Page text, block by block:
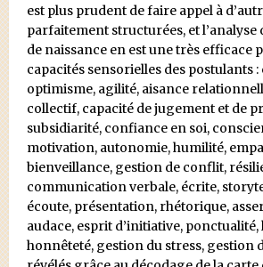
est plus prudent de faire appel à
parfaitement structurées, et l’analyse
de naissance en est une très efficace
capacités sensorielles des postulants
optimisme, agilité, aisance
collectif, capacité de jugement et de
subsidiarité, confiance en soi,
motivation, autonomie, humilité,
bienveillance, gestion de conflit,
communication verbale, écrite,
écoute, présentation, rhétorique,
audace, esprit d’initiative, ponctualité,
honnêteté, gestion du stress, gestion